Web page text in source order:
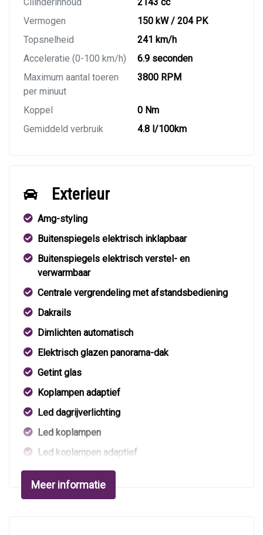
Vermogen
150 kW / 204 PK
Topsnelheid
241 km/h
Acceleratie (0-100 km/h)
6.9 seconden
Maximum aantal toeren
per minuut
3800 RPM
Koppel
0 Nm
Gemiddeld verbruik
4.8 l/100km
Exterieur
Amg-styling
Buitenspiegels elektrisch inklapbaar
Buitenspiegels elektrisch verstel- en
verwarmbaar
Centrale vergrendeling met afstandsbediening
Dakrails
Dimlichten automatisch
Elektrisch glazen panorama-dak
Getint glas
Koplampen adaptief
Led dagrijverlichting
Led koplampen
Led koplampen adaptief
Metaalkleur
Parkeer assistent
Meer informatie